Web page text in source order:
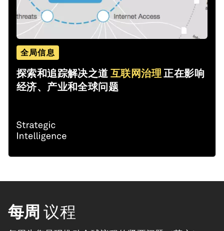
全局信息
探索和追踪解决之道互联网治理 正在影响
经济、产业和全球问题
每周 议程